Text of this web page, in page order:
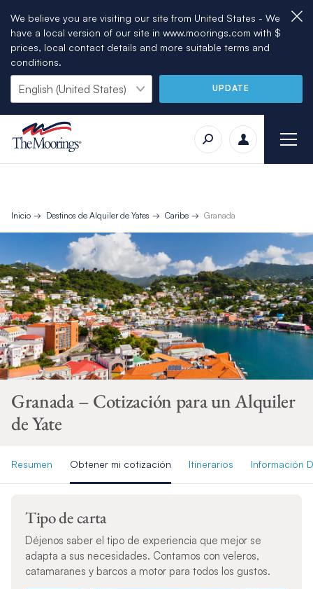
We believe you are visiting our site from United States - We
have a local version of our site in www.moorings.com with $
prices, local contact details and more suitable terms and
conditions.
UPDATE
Inicio Destinos de Alquiler de Yates Caribe Granada
Granada – Cotización para un Alquiler
de Yate
Resumen Obtener mi cotización Itinerarios Información
Tipo de carta
Déjenos saber el tipo de experiencia que mejor se
adapta a sus necesidades. Contamos con veleros,
catamaranes y barcos a motor para todos los gustos.